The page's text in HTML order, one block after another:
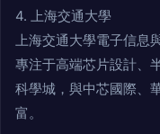
4. 上海交通大學
上海交通大學電子信息
專注于高端芯片設計、
科學城，與中芯國際、
富。